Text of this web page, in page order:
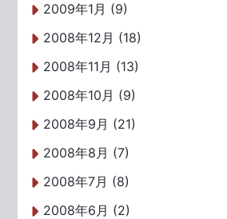
2009年1月 (9)
2008年12月 (18)
2008年11月 (13)
2008年10月 (9)
2008年9月 (21)
2008年8月 (7)
2008年7月 (8)
2008年6月 (2)